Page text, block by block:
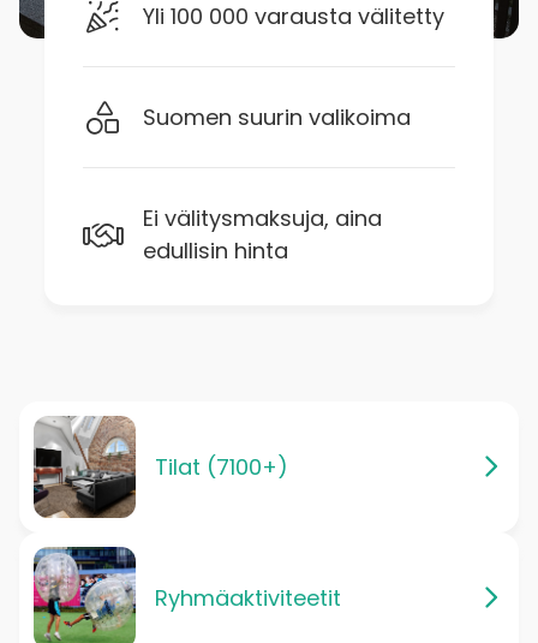
Yli 100 000 varausta välitetty
Suomen suurin valikoima
Ei välitysmaksuja, aina
edullisin hinta
Tilat (7100+)
Ryhmäaktiviteetit